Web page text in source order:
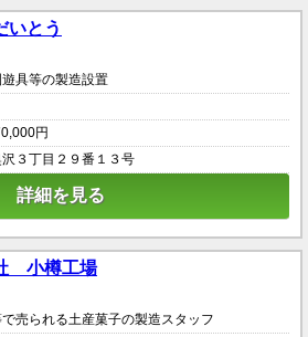
とう
具等の製造設置
円
３丁目２９番１３号
詳細を見る
小樽工場
売られる土産菓子の製造スタッフ